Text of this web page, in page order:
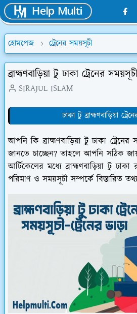
হোমপেজ ট্রেনের সময়সূচী
ব্রাহ্মণবাড়িয়া টু ঢাকা ট্রেনের
SIRAJUL ISLAM
ঢাকা টু ব্রাহ্মণবাড়িয়া
আপনি কি ব্রাহ্মণবাড়িয়া টু ঢাকা
জানতে চাচ্ছেন? তাহলে আপনি সঠিক
আর্টিকেলের মধ্যে ব্রাহ্মণবাড়িয়া টু
পরিমাণ ও সময়সূচী সম্পর্কে বিস্তারিত